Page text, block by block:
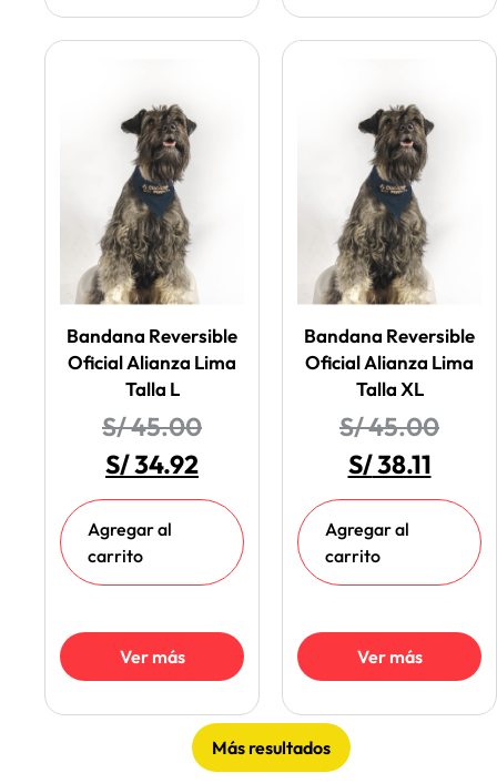
Bandana Reversible
Oficial Alianza Lima
Talla L
S/45.00
S/34.92
Agregar al
carrito
Ver más
Bandana Reversible
Oficial Alianza Lima
Talla XL
S/45.00
S/38.11
Agregar al
carrito
Ver más
Más resultados